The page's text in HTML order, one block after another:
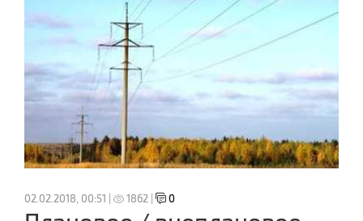
02.02.2018, 00:51 | 1862 | 0